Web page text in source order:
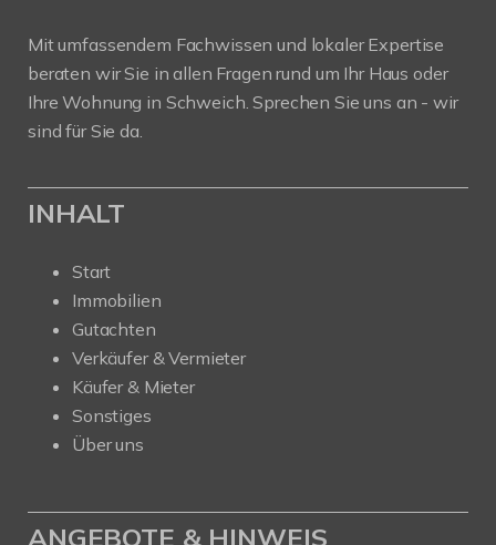
Mit umfassendem Fachwissen und lokaler Expertise
beraten wir Sie in allen Fragen rund um Ihr Haus oder
Ihre Wohnung in Schweich. Sprechen Sie uns an - wir
sind für Sie da.
INHALT
Start
Immobilien
Gutachten
Verkäufer & Vermieter
Käufer & Mieter
Sonstiges
Über uns
ANGEBOTE & HINWEIS